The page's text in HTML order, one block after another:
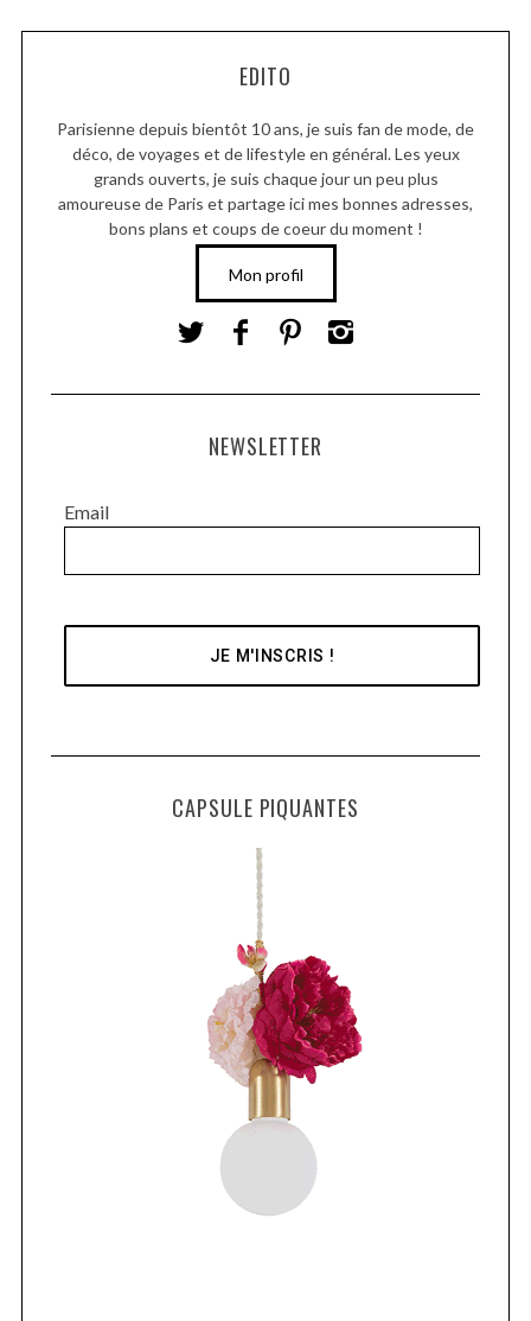
EDITO
Parisienne depuis bientôt 10 ans, je suis fan de mode, de
déco, de voyages et de lifestyle en général. Les yeux
grands ouverts, je suis chaque jour un peu plus
amoureuse de Paris et partage ici mes bonnes adresses,
bons plans et coups de coeur du moment !
Mon profil
NEWSLETTER
Email
CAPSULE PIQUANTES